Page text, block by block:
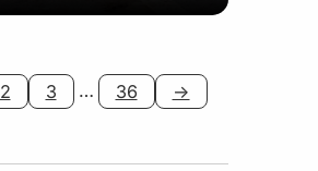
2 3 … 36 →